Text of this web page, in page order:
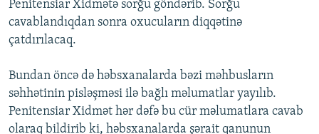
Penitensiar Xidmətə sorğu göndərib. Sorğu
cavablandıqdan sonra oxucuların diqqətinə
çatdırılacaq.
Bundan öncə də həbsxanalarda bəzi məhbusların
səhhətinin pisləşməsi ilə bağlı məlumatlar yayılıb.
Penitensiar Xidmət hər dəfə bu cür məlumatlara cavab
olaraq bildirib ki, həbsxanalarda şərait qanunun